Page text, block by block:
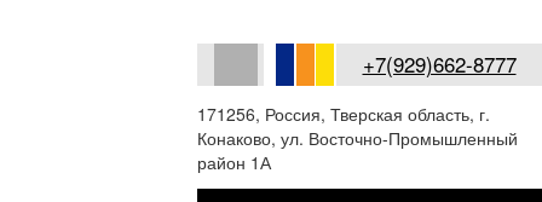
+7(929)662-8777
171256, Россия, Тверская область, г.
Конаково, ул. Восточно-Промышленный
район 1А